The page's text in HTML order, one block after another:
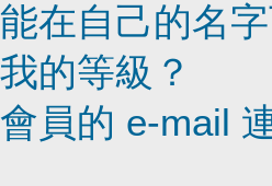
在自己的名
的等級？
員的 e-mail